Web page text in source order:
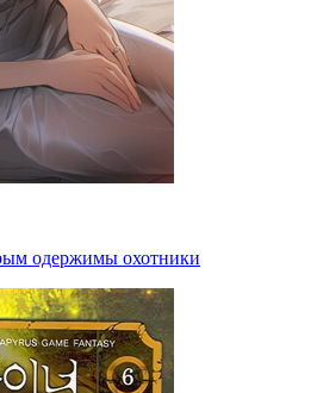
одержимы охотники